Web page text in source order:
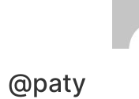
@paty